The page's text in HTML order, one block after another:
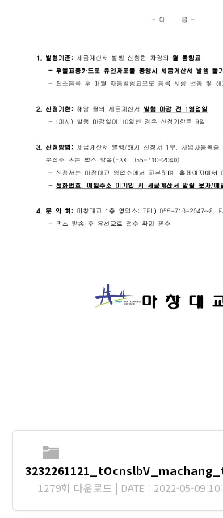
1279회 다운로드 | DATE : 2022-05-09